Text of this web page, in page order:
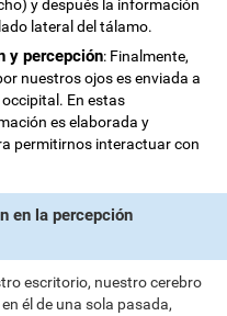
y después la información
lateral del tálamo.
y percepción: Finalmente,
nuestros ojos es enviada a
En estas
es elaborada y
permitirnos interactuar con
en la percepción
escritorio, nuestro cerebro
él de una sola pasada,